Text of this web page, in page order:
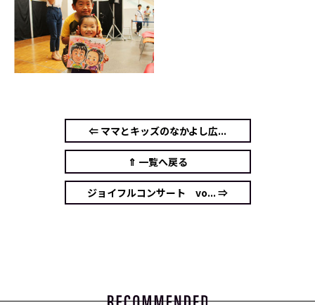
⇐ ママとキッズのなかよし広...
⇑ 一覧へ戻る
ジョイフルコンサート vo... ⇒